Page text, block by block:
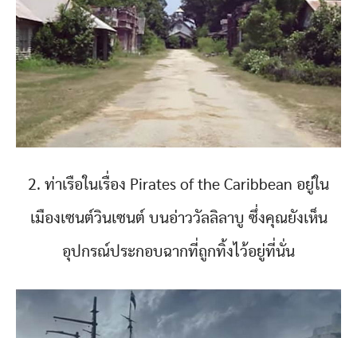
2. ท่าเรือในเรื่อง Pirates of the Caribbean อยู่ใน
เมืองเซนต์วินเซนต์ บนอ่าววัลลิลาบู ซึ่งคุณยังเห็น
อุปกรณ์ประกอบฉากที่ถูกทิ้งไว้อยู่ที่นั่น